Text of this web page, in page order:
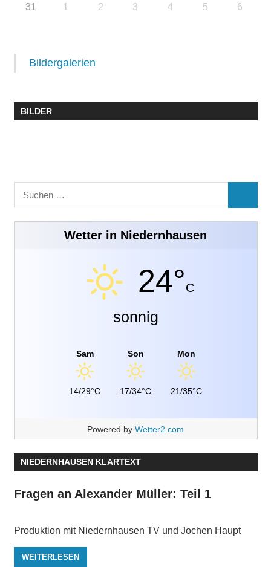
31 1 2 3 4 5 6
Bildergalerien
BILDER
Suchen
nach:
Wetter in Niedernhausen
24°C
sonnig
Sam
14/29°C
Son
17/34°C
Mon
21/35°C
Powered by Wetter2.com
NIEDERNHAUSEN KLARTEXT
Fragen an Alexander Müller: Teil 1
Produktion mit Niedernhausen TV und Jochen Haupt
WEITERLESEN